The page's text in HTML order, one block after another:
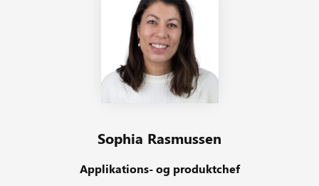
Sophia Rasmussen
Applikations- og produktchef